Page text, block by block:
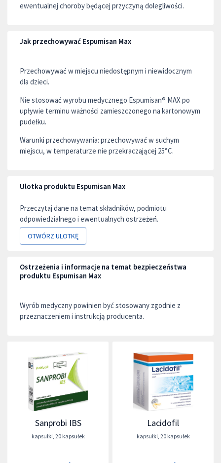
ewentualnej choroby będącej przyczyną dolegliwości.
Jak przechowywać Espumisan Max
Przechowywać w miejscu niedostępnym i niewidocznym
dla dzieci.
Nie stosować wyrobu medycznego Espumisan® MAX po
upływie terminu ważności zamieszczonego na kartonowym
pudełku.
Warunki przechowywania: przechowywać w suchym
miejscu, w temperaturze nie przekraczającej 25°C.
Ulotka produktu Espumisan Max
Przeczytaj dane na temat składników, podmiotu
odpowiedzialnego i ewentualnych ostrzeżeń.
OTWÓRZ ULOTKĘ
Ostrzeżenia i informacje na temat bezpieczeństwa
produktu Espumisan Max
Wyrób medyczny powinien być stosowany zgodnie z
przeznaczeniem i instrukcją producenta.
Sanprobi IBS
kapsułki 20 kapsułek
Lacidofil
kapsułki 20 kapsułek